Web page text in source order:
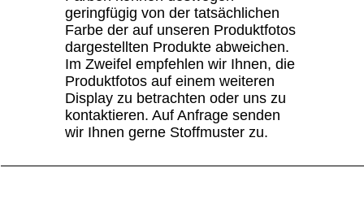
geringfügig von der tatsächlichen
Farbe der auf unseren Produktfotos
dargestellten Produkte abweichen.
Im Zweifel empfehlen wir Ihnen, die
Produktfotos auf einem weiteren
Display zu betrachten oder uns zu
kontaktieren. Auf Anfrage senden
wir Ihnen gerne Stoffmuster zu.